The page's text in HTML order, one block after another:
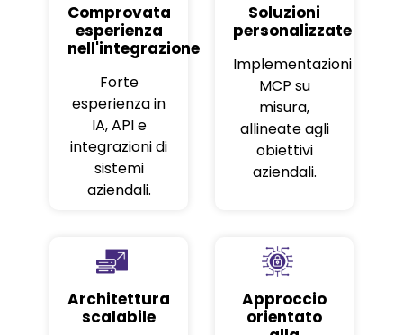
Comprovata
esperienza
nell'integrazione
Forte
esperienza in
IA, API e
integrazioni di
sistemi
aziendali.
Soluzioni
personalizzate
Implementazioni
MCP su
misura,
allineate agli
obiettivi
aziendali.
Architettura
scalabile
Approccio
orientato